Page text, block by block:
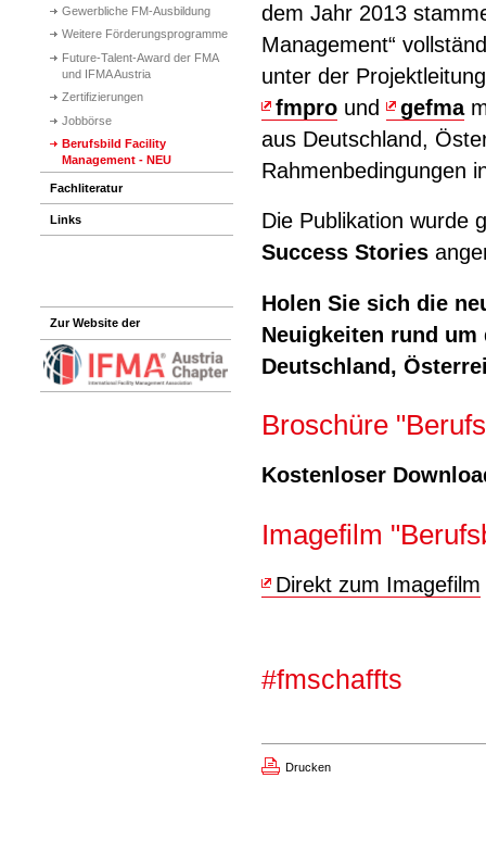
Gewerbliche FM-Ausbildung
Weitere Förderungsprogramme
Future-Talent-Award der FMA
und IFMA Austria
Zertifizierungen
Jobbörse
Berufsbild Facility
Management - NEU
Fachliteratur
Links
Zur Website der
dem Jahr 2013
Management“
unter der
fmpro und gefma
aus Deutschland,
Rahmenbedingungen
Die Publikation wurde
Success Stories
Holen Sie sich die
Neuigkeiten rund
Deutschland,
Broschüre
Kostenloser
Imagefilm
Direkt zum Imagefilm
#fmschaffts
Drucken